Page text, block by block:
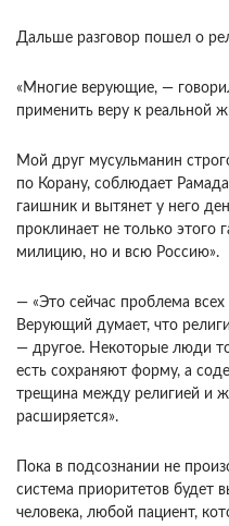
Дальше разговор пошел о
«Многие верующие, —
применить веру к реальной
Мой друг мусульманин
по Корану, соблюдает
гаишник и вытянет у него
проклинает не только этого
милицию, но и всю Рос­сию».
— «Это сейчас проблема
Верующий думает, что
— другое. Некоторые люди
есть сохраняют форму, а
тре­щина между религией и
расширяется».
Пока в подсознании не
система приоритетов будет
человека, любой пациент,